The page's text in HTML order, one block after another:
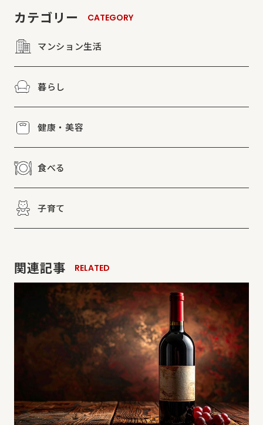
カテゴリー CATEGORY
マンション生活
暮らし
健康・美容
食べる
子育て
関連記事 RELATED